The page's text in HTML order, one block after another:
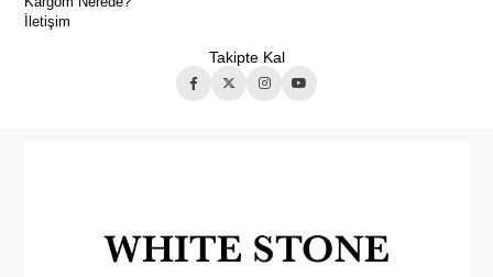
İletişim
Takipte Kal